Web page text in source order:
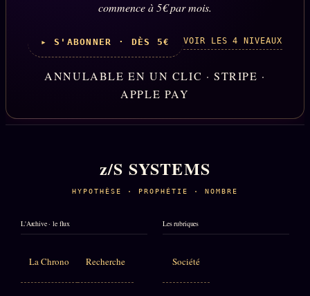
commence à 5€ par mois.
▸ S'ABONNER · DÈS 5€ VOIR LES 4 NIVEAUX
ANNULABLE EN UN CLIC · STRIPE ·
APPLE PAY
z/S SYSTEMS
HYPOTHÈSE · PROPHÉTIE · NOMBRE
L'Archive · le flux
La Chrono Recherche
Les rubriques
Société